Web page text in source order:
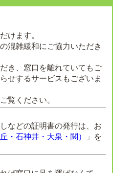
だけます。
混雑緩和にご協力いただき
き、窓口を離れていてもご
せするサービスもございま
覧ください。
などの証明書の発行は、お
・石神井・大泉・関）
」を